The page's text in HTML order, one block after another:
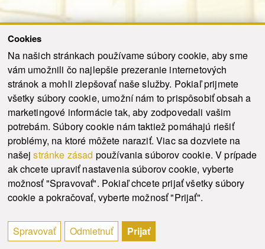
Cookies
Na našich stránkach používame súbory cookie, aby sme
vám umožnili čo najlepšie prezeranie internetových
stránok a mohli zlepšovať naše služby. Pokiaľ prijmete
všetky súbory cookie, umožní nám to prispôsobiť obsah a
marketingové informácie tak, aby zodpovedali vašim
potrebám. Súbory cookie nám taktiež pomáhajú riešiť
problémy, na ktoré môžete naraziť. Viac sa dozviete na
našejstránke zásad používania súborov cookie. V prípade
ak chcete upraviť nastavenia súborov cookie, vyberte
možnosť "Spravovať". Pokiaľ chcete prijať všetky súbory
cookie a pokračovať, vyberte možnosť "Prijať".
Spravovať Odmietnuť Prijať
Odoslať
© 2021-2026 ku.sk. Všetky práva vyhradené. Ochrana osobných údajov
Vyhlásenie o prístupnosti |
Admin
This site is protected by reCAPTCHA and the Google Privacy Policy and Terms of
Service
apply.